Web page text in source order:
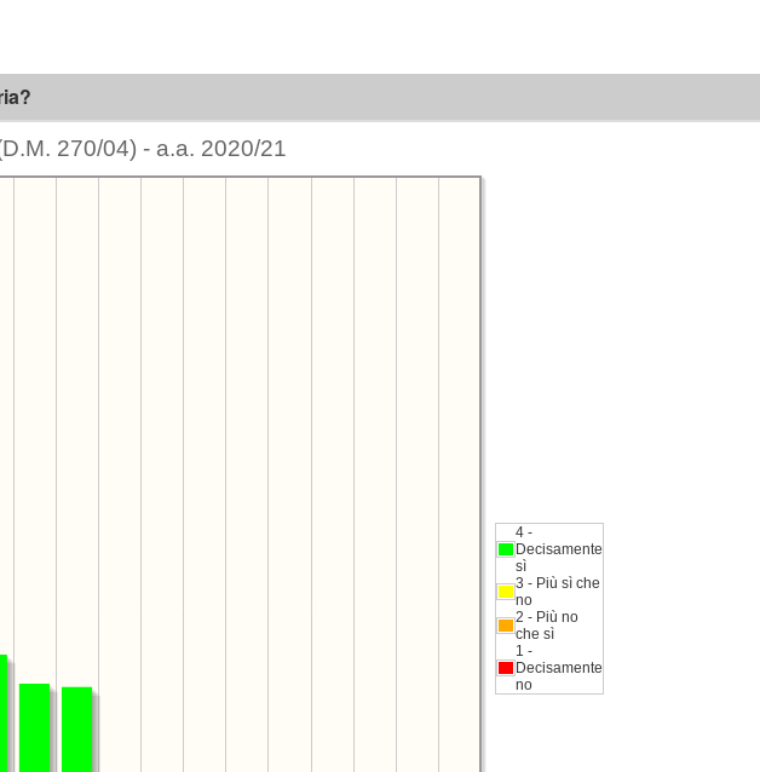
270/04) - a.a. 2020/21
4 -
Decisamente
sì
3 - Più sì che
no
2 - Più no
che sì
1 -
Decisamente
no